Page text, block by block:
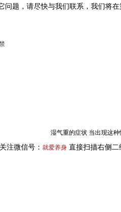
问题，请尽快与我们联系，我们将
湿气重的症状 当出现这
注微信号： 就爱养身 直接扫描右侧二